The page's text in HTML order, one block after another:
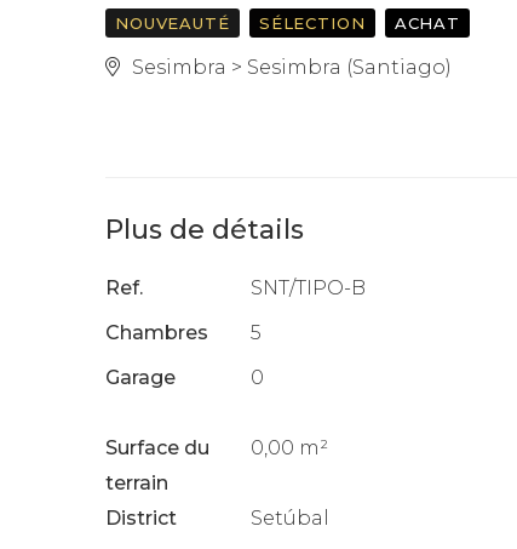
NOUVEAUTÉ SÉLECTION ACHAT
Sesimbra > Sesimbra (Santiago)
Plus de détails
Ref. SNT/TIPO-B
Chambres
5
Garage
0
Surface du
terrain
0,00 m²
District Setúbal